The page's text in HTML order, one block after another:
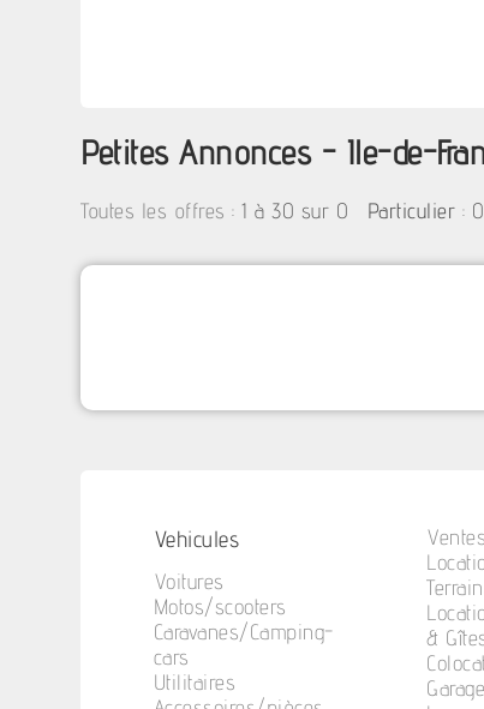
Petites Annonces - Ile-de-
Toutes les offres :1 à 30 sur 0 Particulier : 0
Vehicules
Voitures
Motos/scooters
Caravanes/Camping-
cars
Utilitaires
&